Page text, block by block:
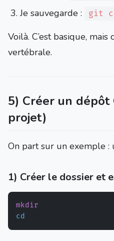
Je sauvegarde : git
Voilà. C’est basique, mais
vertébrale.
5) Créer un dépôt
projet)
On part sur un exemple :
1) Créer le dossier et
mkdir
cd